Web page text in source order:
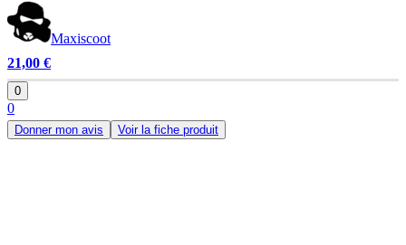
Maxiscoot
21,00 €
0
0
Donner mon avis Voir la fiche produit